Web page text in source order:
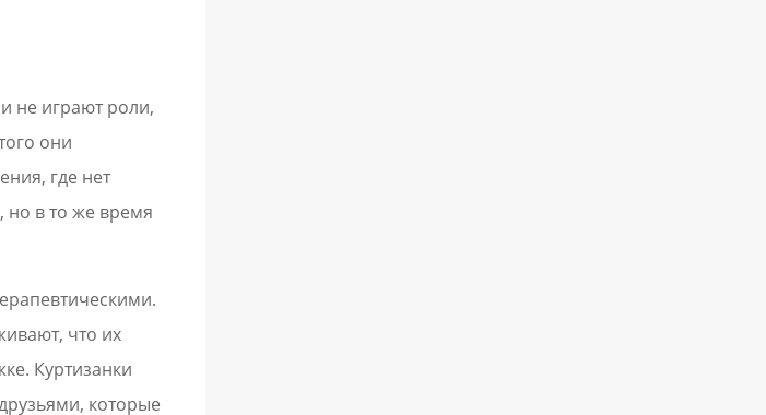
не играют роли,
они
где нет
но в то же время
что их
Куртизанки
которые